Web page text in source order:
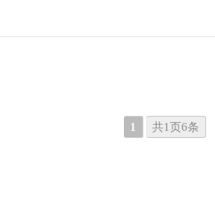
1 共1页6条